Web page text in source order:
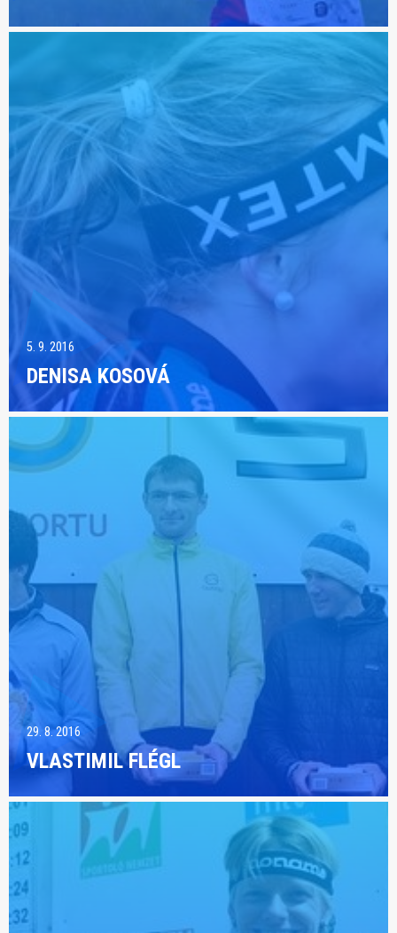
5. 9. 2016
DENISA KOSOVÁ
29. 8. 2016
VLASTIMIL FLÉGL